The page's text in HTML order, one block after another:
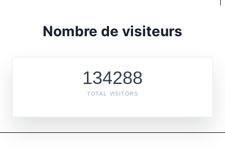
Nombre de visiteurs
134288
TOTAL VISITORS